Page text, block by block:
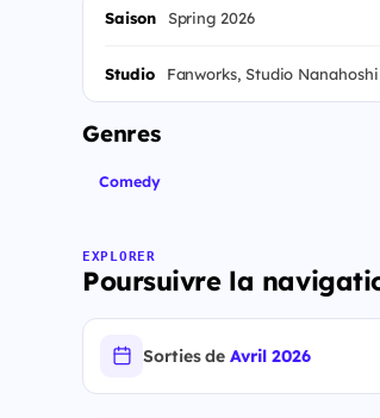
Saison Spring 2026
Studio Fanworks, Studio Nanahoshi
Genres
Comedy
EXPLORER
Poursuivre la
Sorties deAvril 2026